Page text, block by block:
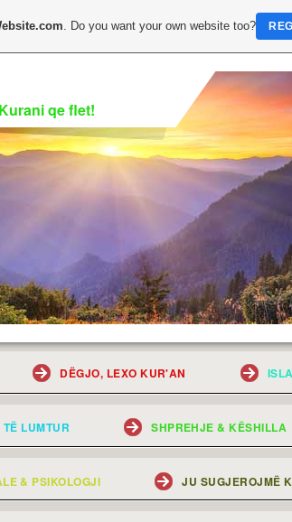
qe flet!
DËGJO, LEXO KUR'AN
LUMTUR SHPREHJE & KËSHILLA
& PSIKOLOGJI JU SUGJEROJMË
. Do you want your own website too?